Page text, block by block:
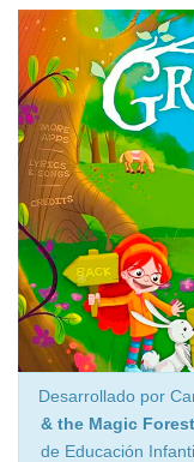
Desarrollado por
& the Magic Forest
de Educación